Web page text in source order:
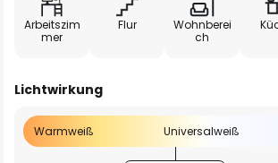
Arbeitszim
mer
Flur
Wohnberei
ch
Lichtwirkung
Warmweiß Universalweiß